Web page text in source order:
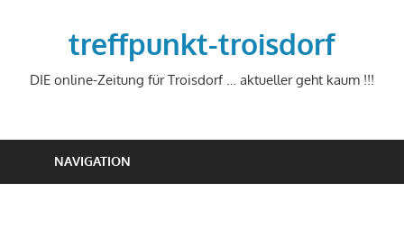
treffpunkt-troisdorf
DIE online-Zeitung für Troisdorf … aktueller geht kaum !!!
NAVIGATION